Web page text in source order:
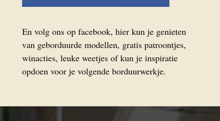
En volg ons op facebook, hier kun je genieten
van geborduurde modellen, gratis patroontjes,
winacties, leuke weetjes of kun je inspiratie
opdoen voor je volgende borduurwerkje.